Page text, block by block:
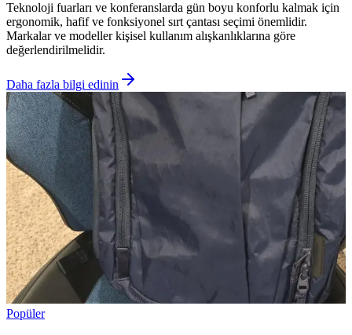
Teknoloji fuarları ve konferanslarda gün boyu konforlu kalmak için
ergonomik, hafif ve fonksiyonel sırt çantası seçimi önemlidir.
Markalar ve modeller kişisel kullanım alışkanlıklarına göre
değerlendirilmelidir.
Daha fazla bilgi edinin
Popüler